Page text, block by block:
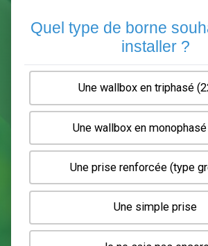
Gratuit, sans pub et sans
2 3
Quel type de
Une wallbox en
Une wallbox en